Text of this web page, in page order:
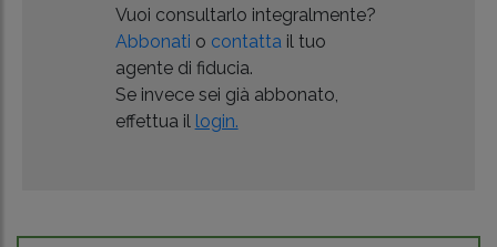
Vuoi consultarlo integralmente?
Abbonati o contatta il tuo
agente di fiducia.
Se invece sei già abbonato,
effettua il login.